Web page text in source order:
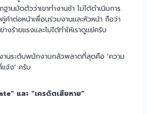
านมัดตัวว่าเขาทำงานช้า ไม่ได้ดำเนินการ
คู่ค้าต่อหน้าเพื่อนร่วมงานและหัวหน้า ถือว่า
งร้ายแรงและไม่ได้ทำให้เราดูแย่ครับ
งานระดับพนักงานกลัวพลาดที่สุดคือ ‘ความ
จ้ง’ ครับ
และ “เครดิตเสียหาย”